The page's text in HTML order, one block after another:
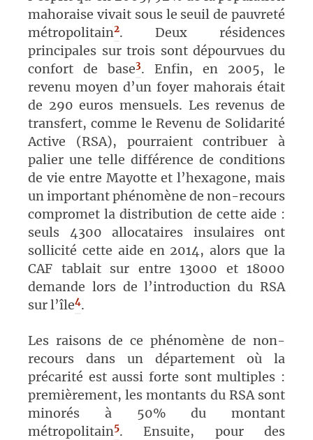
mahoraise vivait sous le seuil de pauvreté
métropolitain2. Deux résidences
principales sur trois sont dépourvues du
confort de base3. Enfin, en 2005, le
revenu moyen d’un foyer mahorais était
de 290 euros mensuels. Les revenus de
transfert, comme le Revenu de Solidarité
Active (RSA), pourraient contribuer à
palier une telle différence de conditions
de vie entre Mayotte et l’hexagone, mais
un important phénomène de non-recours
compromet la distribution de cette aide :
seuls 4300 allocataires insulaires ont
sollicité cette aide en 2014, alors que la
CAF tablait sur entre 13000 et 18000
demande lors de l’introduction du RSA
sur l’île4.
Les raisons de ce phénomène de non-
recours dans un département où la
précarité est aussi forte sont multiples :
premièrement, les montants du RSA sont
minorés à 50% du montant
métropolitain5. Ensuite, pour des